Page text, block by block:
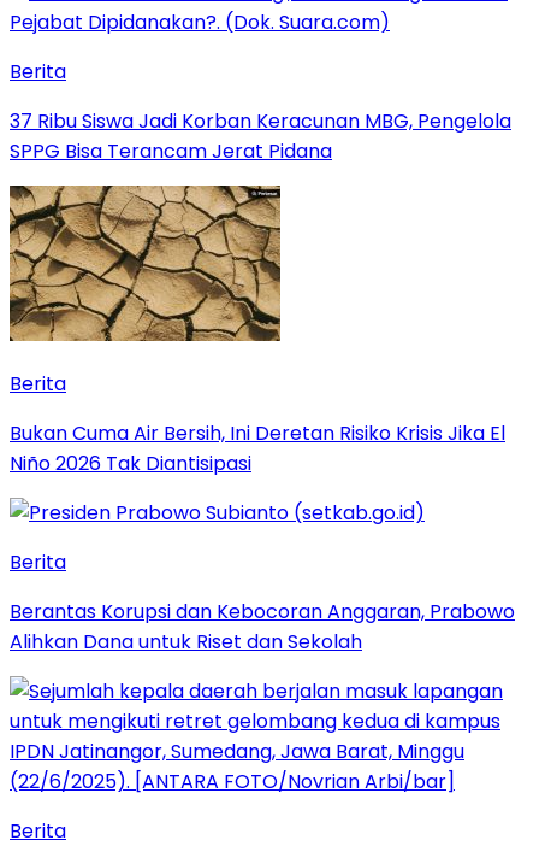
Berita
37 Ribu Siswa Jadi Korban Keracunan MBG, Pengelola
SPPG Bisa Terancam Jerat Pidana
Berita
Bukan Cuma Air Bersih, Ini Deretan Risiko Krisis Jika El
Niño 2026 Tak Diantisipasi
Berita
Berantas Korupsi dan Kebocoran Anggaran, Prabowo
Alihkan Dana untuk Riset dan Sekolah
Berita